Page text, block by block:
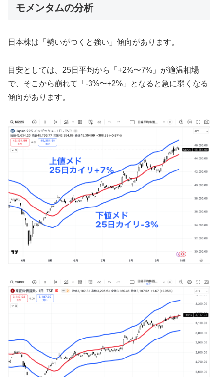
モメンタムの分析
日本株は「勢いがつくと強い」傾向があります。
目安としては、25日平均から「+2%〜7%」が適温相場
で、そこから崩れて「-3%〜+2%」となると急に弱くなる
傾向があります。